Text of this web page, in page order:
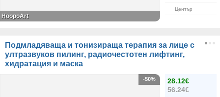
Център
HoopoArt
Подмладяваща и тонизираща терапия за лице с
ултразвуков пилинг, радиочестотен лифтинг,
хидратация и маска
28.12€
56.24€
-50%